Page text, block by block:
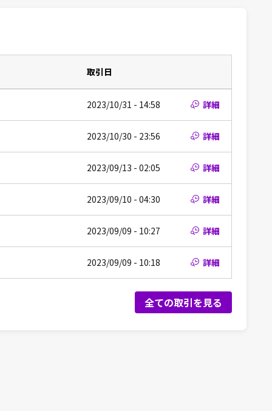
取引日
2023/10/31 - 14:58 詳細
2023/10/30 - 23:56 詳細
2023/09/13 - 02:05 詳細
2023/09/10 - 04:30 詳細
2023/09/09 - 10:27 詳細
2023/09/09 - 10:18 詳細
全ての取引を見る